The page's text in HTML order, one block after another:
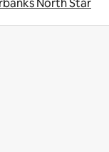
North Star